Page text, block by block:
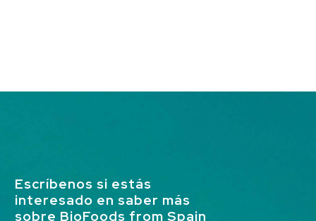
Escríbenos si estás
interesado en saber más
sobre BioFoods from Spain